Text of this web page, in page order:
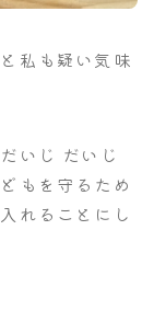
私も疑い気味
いじ だいじ
もを守るため
れることにし